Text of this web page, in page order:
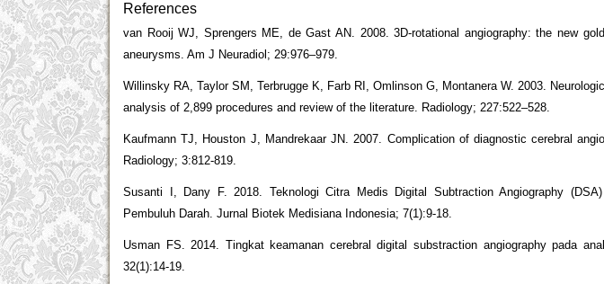
References
van Rooij WJ, Sprengers ME, de Gast AN. 2008. 3D-rotational angiography: the new
aneurysms. Am J Neuradiol; 29:976–979.
Willinsky RA, Taylor SM, Terbrugge K, Farb RI, Omlinson G, Montanera W. 2003.
analysis of 2,899 procedures and review of the literature. Radiology; 227:522–528.
Kaufmann TJ, Houston J, Mandrekaar JN. 2007. Complication of diagnostic cerebral
Radiology; 3:812-819.
Susanti I, Dany F. 2018. Teknologi Citra Medis Digital Subtraction Angiography
Pembuluh Darah. Jurnal Biotek Medisiana Indonesia; 7(1):9-18.
Usman FS. 2014. Tingkat keamanan cerebral digital substraction angiography pada
32(1):14-19.